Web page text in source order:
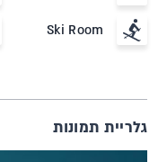
Ski Room
גלריית תמונות